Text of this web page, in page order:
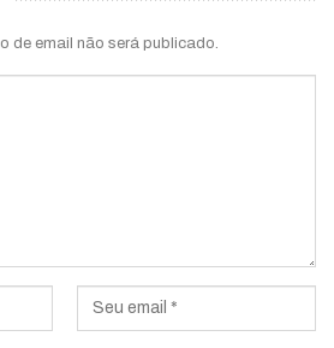
de email não será publicado.